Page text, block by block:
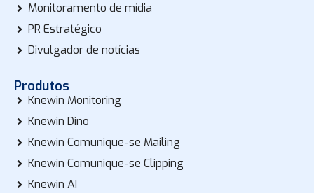
Monitoramento de mídia
PR Estratégico
Divulgador de notícias
Produtos
Knewin Monitoring
Knewin Dino
Knewin Comunique-se Mailing
Knewin Comunique-se Clipping
Knewin AI